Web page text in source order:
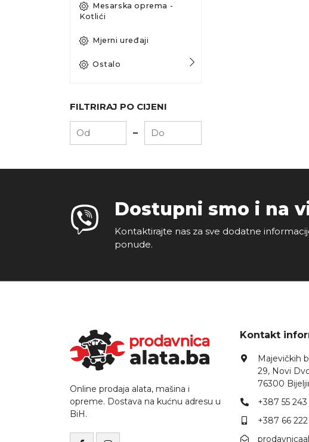
Mesarska oprema -
Kotlići
Mjerni uređaji
Ostalo
FILTRIRAJ PO CIJENI
-
Dostupni smo i na
Kontaktirajte nas za sve dodatne
ponude.
Online prodaja alata, mašina i
opreme. Dostava na kućnu adresu u
BiH.
Kontakt
Majevičkih
29, Novi
76300
+387 55 243
+387 66